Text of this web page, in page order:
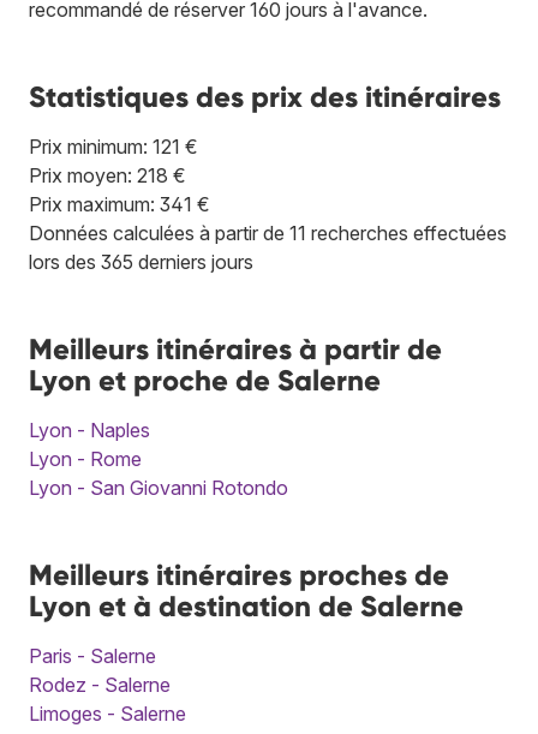
recommandé de réserver 160 jours à l'avance.
Statistiques des prix des itinéraires
Prix minimum: 121 €
Prix moyen: 218 €
Prix maximum: 341 €
Données calculées à partir de 11 recherches effectuées
lors des 365 derniers jours
Meilleurs itinéraires à partir de
Lyon et proche de Salerne
Lyon - Naples
Lyon - Rome
Lyon - San Giovanni Rotondo
Meilleurs itinéraires proches de
Lyon et à destination de Salerne
Paris - Salerne
Rodez - Salerne
Limoges - Salerne